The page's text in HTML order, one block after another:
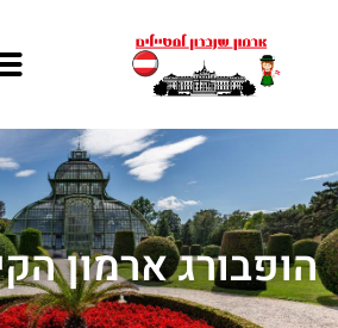
הופבורג ארמון